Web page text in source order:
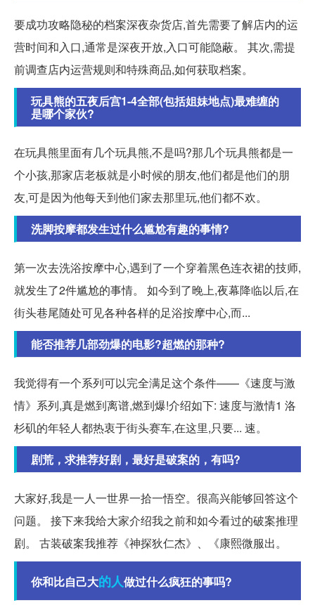
要成功攻略隐秘的档案深夜杂货店,首先需要了解店内的运
营时间和入口,通常是深夜开放,入口可能隐蔽。 其次,需提
前调查店内运营规则和特殊商品,如何获取档案。
玩具熊的五夜后宫1-4全部(包括姐妹地点)最难缠的
是哪个家伙?
在玩具熊里面有几个玩具熊,不是吗?那几个玩具熊都是一
个小孩,那家店老板就是小时候的朋友,他们都是他们的朋
友,可是因为他每天到他们家去那里玩,他们都不欢。
洗脚按摩都发生过什么尴尬有趣的事情?
第一次去洗浴按摩中心,遇到了一个穿着黑色连衣裙的技师,
就发生了2件尴尬的事情。 如今到了晚上,夜幕降临以后,在
街头巷尾随处可见各种各样的足浴按摩中心,而...
能否推荐几部劲爆的电影?超燃的那种?
我觉得有一个系列可以完全满足这个条件——《速度与激
情》系列,真是燃到离谱,燃到爆!介绍如下: 速度与激情1 洛
杉矶的年轻人都热衷于街头赛车,在这里,只要... 速。
剧荒，求推荐好剧，最好是破案的，有吗?
大家好,我是一人一世界一拾一悟空。很高兴能够回答这个
问题。 接下来我给大家介绍我之前和如今看过的破案推理
剧。 古装破案我推荐《神探狄仁杰》、《康熙微服出。
你和比自己大的人做过什么疯狂的事吗?